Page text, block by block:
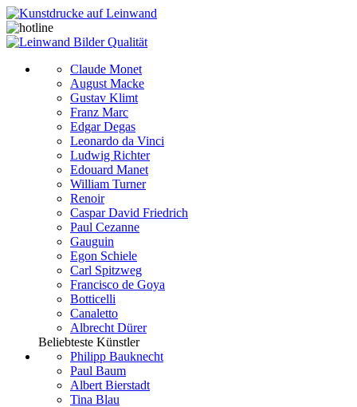
Claude Monet
August Macke
Gustav Klimt
Franz Marc
Edgar Degas
Leonardo da Vinci
Ludwig Richter
Edouard Manet
William Turner
Renoir
Caspar David Friedrich
Paul Cezanne
Gauguin
Egon Schiele
Carl Spitzweg
Francisco de Goya
Botticelli
Canaletto
Albrecht Dürer
Beliebteste Künstler
Philipp Bauknecht
Paul Baum
Albert Bierstadt
Tina Blau